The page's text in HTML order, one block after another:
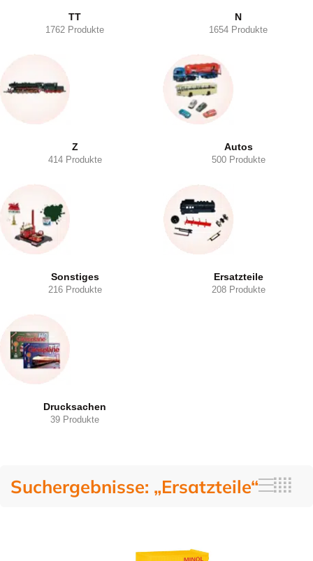
TT
1762 Produkte
N
1654 Produkte
Z
414 Produkte
Autos
500 Produkte
Sonstiges
216 Produkte
Ersatzteile
208 Produkte
Drucksachen
39 Produkte
Suchergebnisse: „Ersatzteile“